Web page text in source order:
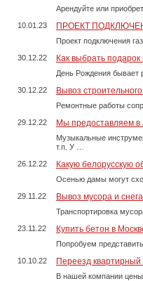
Арендуйте или
10.01.23
ПРОЕКТ
Проект подключения
30.12.22
Как выбрать
День Рождения бывает
30.12.22
Вывоз
Ремонтные работы
29.12.22
Мы предоставляем в
Музыкальные
т.п. У …
26.12.22
Какую белорусскую
Осенью дамы могут
29.11.22
Вывоз мусора и
Транспортировка
23.11.22
Купить бетон в
Попробуем
10.10.22
Переезд квартирный
В нашей компании